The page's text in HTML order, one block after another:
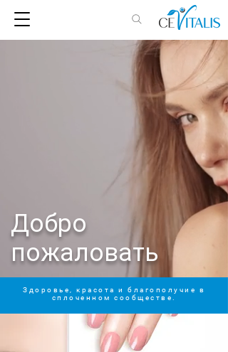
Добро
пожаловать
Здоровье, красота и благополучие в
сплоченном сообществе.